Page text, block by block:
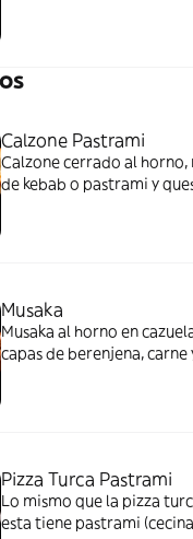
Calzone Pastrami
Calzone cerrado al horno,
de kebab o pastrami y
Musaka
Musaka al horno en
capas de berenjena, carne
Pizza Turca Pastrami
Lo mismo que la pizza
esta tiene pastrami